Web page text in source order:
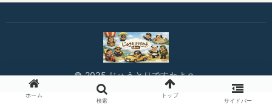
© 2025 じゅうとりですわよ☺️.
ホーム
検索
トップ
サイドバー